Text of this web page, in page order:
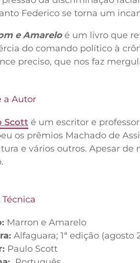
Federico se torna um
e Amareloé um livro que
do comando político à
preciso, que nos faz
a Autor
Scott é um escritor e
os prêmios Machado de
e vários outros. Apesar
Marron e Amarelo
Alfaguara; 1ª edição (agosto
Paulo Scott